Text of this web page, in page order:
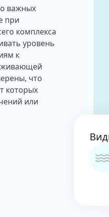
важных
при
комплекса
уровень
к
что
которых
или